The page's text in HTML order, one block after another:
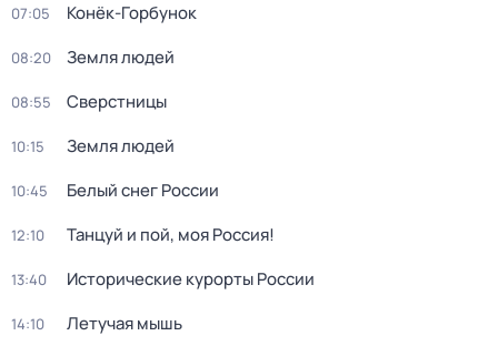
07:05 Конёк-Горбунок
08:20 Земля людей
08:55 Сверстницы
10:15 Земля людей
10:45 Белый снег России
12:10 Танцуй и пой, моя Россия!
13:40 Исторические курорты России
14:10 Летучая мышь